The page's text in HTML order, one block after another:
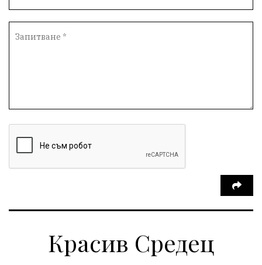
Красив Средец